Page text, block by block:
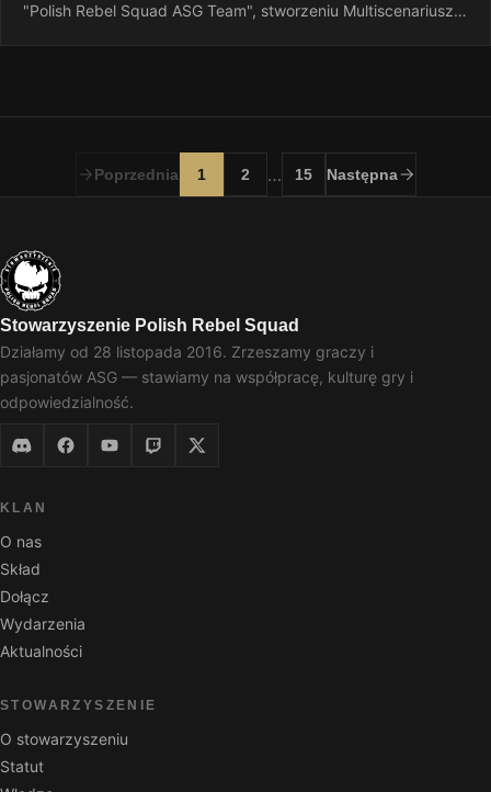
"Polish Rebel Squad ASG Team", stworzeniu Multiscenariusza
Poprzednia 1 2 … 15 Następna
Stowarzyszenie Polish Rebel Squad
Działamy od 28 listopada 2016. Zrzeszamy graczy i
pasjonatów ASG — stawiamy na współpracę, kulturę gry i
odpowiedzialność.
KLAN
O nas
Skład
Dołącz
Wydarzenia
Aktualności
STOWARZYSZENIE
O stowarzyszeniu
Statut